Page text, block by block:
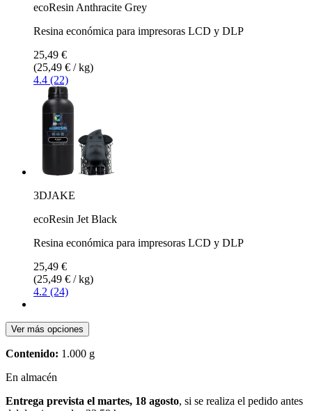
ecoResin Anthracite Grey
Resina económica para impresoras LCD y DLP
25,49 €
(25,49 € / kg)
4.4 (22)
3DJAKE
ecoResin Jet Black
Resina económica para impresoras LCD y DLP
25,49 €
(25,49 € / kg)
4.2 (24)
Ver más opciones
Contenido: 1.000 g
En almacén
Entrega prevista el martes, 18 agosto, si se realiza el pedido antes